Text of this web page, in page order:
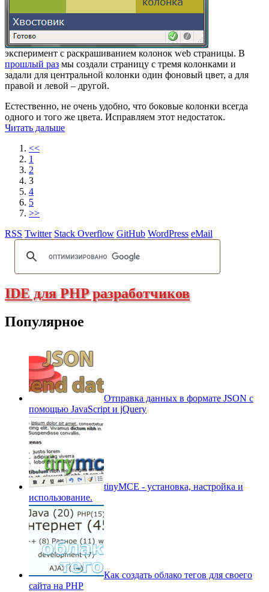
эксперимент с раскрашиванием колонок web страницы. В
прошлый раз мы создали страницу с тремя колонками и
задали для центральной колонки один фоновый цвет, а для
правой и левой – другой.
Естественно, не очень удобно, что боковые колонки всегда
одного и того же цвета. Исправляем этот недостаток.
Читать дальше
<<
1
2
3
4
5
>>
RSS Twitter Stack Overflow GitHub WordPress eMail
IDE для PHP разработчиков
Популярное
Отправка данных в формате JSON с
помощью JavaScript и jQuery
tinyMCE - установка, настройка и
использование.
Как создать облако тегов для своего
сайта на PHP